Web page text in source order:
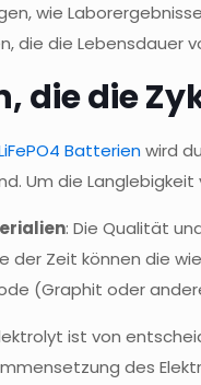
wie
die die Lebensdauer
die die
Batterienwird
Um die
: Die Qualität
der Zeit können die
(Graphit oder
ist von
des